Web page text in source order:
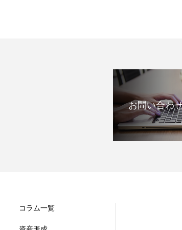
お問い合わ
コラム一覧